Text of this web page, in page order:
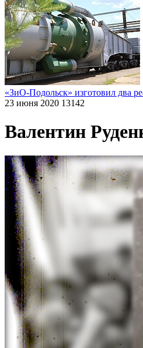
«ЗиО-Подольск» изготовил два
23 июня 2020 13142
Валентин